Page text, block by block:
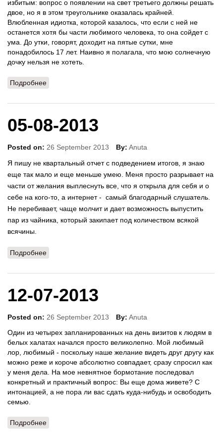
избитым: вопрос о появлении на свет третьего должны решать
двое, но я в этом треугольнике оказалась крайней.
Влюбленная идиотка, которой казалось, что если с ней не
останется хотя бы части любимого человека, то она сойдет с
ума. До утки, говорят, доходит на пятые сутки, мне
понадобилось 17 лет. Наивно я полагала, что мою солнечную
дочку нельзя не хотеть.
Подробнее
05-08-2013
Posted on: 26 September 2013 By: Anuta
Я пишу не квартальный отчет с подведением итогов, я знаю
еще так мало и еще меньше умею. Меня просто разрывает на
части от желания выплеснуть все, что я открыла для себя и о
себе на кого-то, а интернет - самый благодарный слушатель.
Не перебивает, чаще молчит и дает возможность выпустить
пар из чайника, который закипает под количеством всякой
всячины.
Подробнее
12-07-2013
Posted on: 26 September 2013 By: Anuta
Один из четырех запланированных на день визитов к людям в
белых халатах начался просто великолепно. Мой любимый
лор, любимый - поскольку наше желание видеть друг другу как
можно реже и короче абсолютно совпадает, сразу спросил как
у меня дела. На мое невнятное бормотание последовал
конкретный и практичный вопрос: Вы еще дома живете? С
интонацией, а не пора ли вас сдать куда-нибудь и освободить
семью.
Подробнее